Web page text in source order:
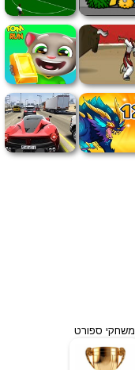
משחקי ספורט